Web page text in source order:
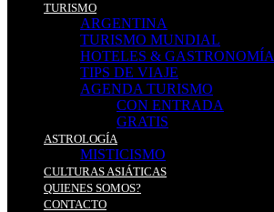
TURISMO
ARGENTINA
TURISMO MUNDIAL
HOTELES & GASTRONOMÍA
TIPS DE VIAJE
AGENDA TURISMO
CON ENTRADA
GRATIS
ASTROLOGÍA
MISTICISMO
CULTURAS ASIÁTICAS
QUIENES SOMOS?
CONTACTO